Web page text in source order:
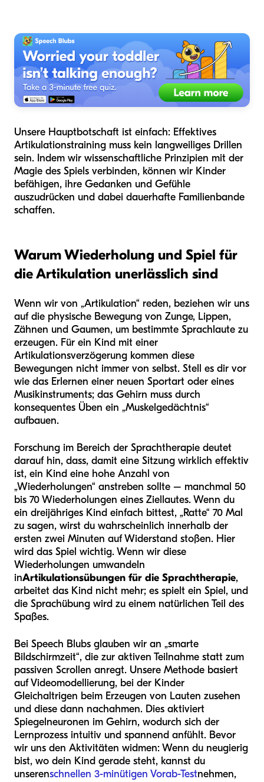
Unsere Hauptbotschaft ist einfach: Effektives
Artikulationstraining muss kein langweiliges Drillen
sein. Indem wir wissenschaftliche Prinzipien mit der
Magie des Spiels verbinden, können wir Kinder
befähigen, ihre Gedanken und Gefühle
auszudrücken und dabei dauerhafte Familienbande
schaffen.
Warum Wiederholung und Spiel für
die Artikulation unerlässlich sind
Wenn wir von „Artikulation“ reden, beziehen wir uns
auf die physische Bewegung von Zunge, Lippen,
Zähnen und Gaumen, um bestimmte Sprachlaute zu
erzeugen. Für ein Kind mit einer
Artikulationsverzögerung kommen diese
Bewegungen nicht immer von selbst. Stell es dir vor
wie das Erlernen einer neuen Sportart oder eines
Musikinstruments; das Gehirn muss durch
konsequentes Üben ein „Muskelgedächtnis“
aufbauen.
Forschung im Bereich der Sprachtherapie deutet
darauf hin, dass, damit eine Sitzung wirklich effektiv
ist, ein Kind eine hohe Anzahl von
„Wiederholungen“ anstreben sollte – manchmal 50
bis 70 Wiederholungen eines Ziellautes. Wenn du
ein dreijähriges Kind einfach bittest, „Ratte“ 70 Mal
zu sagen, wirst du wahrscheinlich innerhalb der
ersten zwei Minuten auf Widerstand stoßen. Hier
wird das Spiel wichtig. Wenn wir diese
Wiederholungen umwandeln
inArtikulationsübungen für die Sprachtherapie,
arbeitet das Kind nicht mehr; es spielt ein Spiel, und
die Sprachübung wird zu einem natürlichen Teil des
Spaßes.
Bei Speech Blubs glauben wir an „smarte
Bildschirmzeit“, die zur aktiven Teilnahme statt zum
passiven Scrollen anregt. Unsere Methode basiert
auf Videomodellierung, bei der Kinder
Gleichaltrigen beim Erzeugen von Lauten zusehen
und diese dann nachahmen. Dies aktiviert
Spiegelneuronen im Gehirn, wodurch sich der
Lernprozess intuitiv und spannend anfühlt. Bevor
wir uns den Aktivitäten widmen: Wenn du neugierig
bist, wo dein Kind gerade steht, kannst du
unserenschnellen 3-minütigen Vorab-Testnehmen,